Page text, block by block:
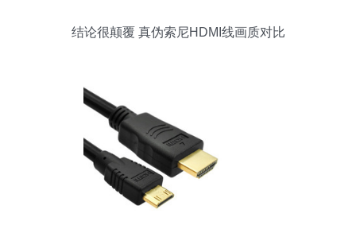
结论很颠覆 真伪索尼HDMI线画质对比